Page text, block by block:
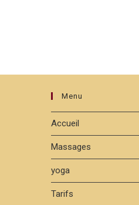
Menu
Accueil
Massages
yoga
Tarifs